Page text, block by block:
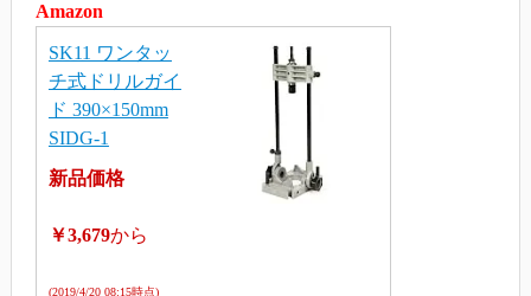
Amazon
SK11 ワンタッ
チ式ドリルガイ
ド 390×150mm
SIDG-1
新品価格
￥3,679から
(2019/4/20 08:15時点)